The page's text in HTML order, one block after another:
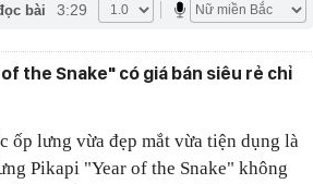
bài 3:29
the Snake" có giá bán siêu rẻ chỉ
ốp lưng vừa đẹp mắt vừa tiện dụng là
Pikapi "Year of the Snake" không